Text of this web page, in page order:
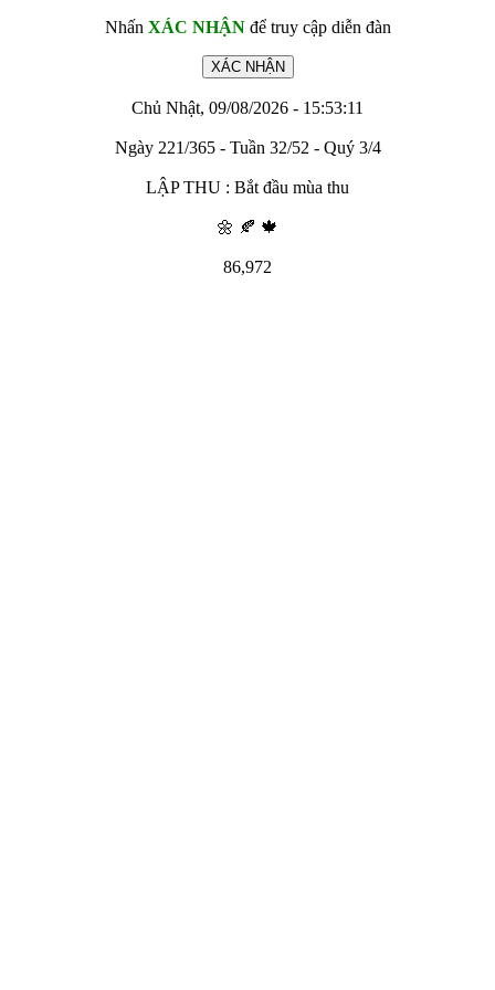
Nhấn XÁC NHẬNđể truy cập diễn đàn
Chủ Nhật, 09/08/2026 - 15:53:11
Ngày 221/365 - Tuần 32/52 - Quý 3/4
LẬP THU : Bắt đầu mùa thu
🌼 🍂 🍁
86,972